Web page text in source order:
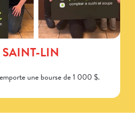
LIN
une bourse de 1 000 $.